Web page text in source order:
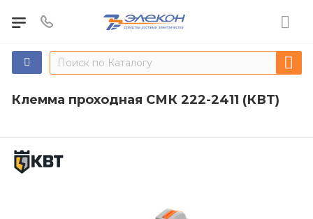
Клемма проходная СМК 222-2411 (КВТ)